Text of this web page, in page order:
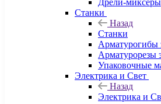
Дрели-миксеры
Станки
Назад
Станки
Арматурогибы
Арматурорезы
Упаковочные
Электрика и Свет
Назад
Электрика и